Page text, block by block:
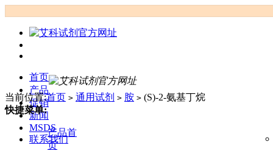
首页
产品
促销
新闻
MSDS
联系我们
当前位置:首页 > 通用试剂 > 胺 > (S)-2-氨基丁烷
快捷菜单:
产品首
页